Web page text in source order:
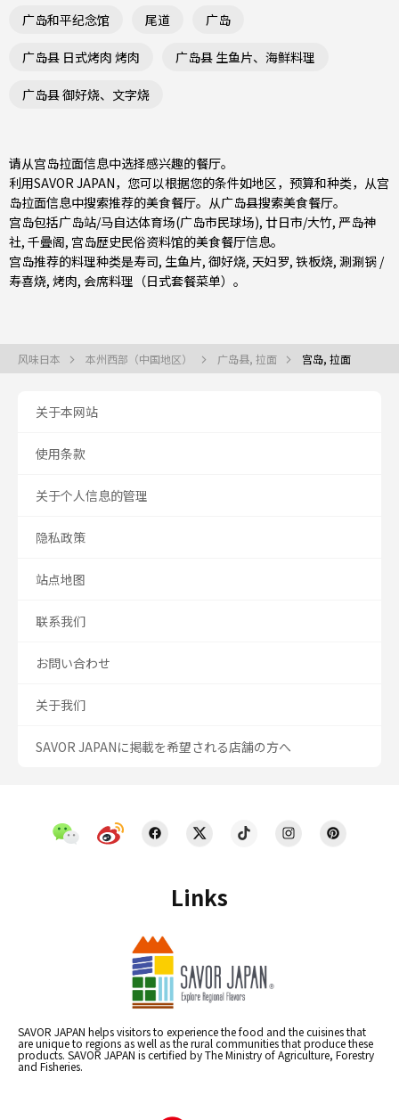
广岛和平纪念馆 尾道 广岛
广岛县 日式烤肉 烤肉 广岛县 生鱼片、海鲜料理
广岛县 御好烧、文字烧
请从宫岛拉面信息中选择感兴趣的餐厅。
利用SAVOR JAPAN，您可以根据您的条件如地区，预算和种类，从宫
岛拉面信息中搜索推荐的美食餐厅。从广岛县搜索美食餐厅。
宫岛包括广岛站/马自达体育场(广岛市民球场), 廿日市/大竹, 严岛神
社, 千曡阁, 宫岛歴史民俗资料馆的美食餐厅信息。
宫岛推荐的料理种类是寿司, 生鱼片, 御好烧, 天妇罗, 铁板烧, 涮涮锅 /
寿喜烧, 烤肉, 会席料理（日式套餐菜单） 。
风味日本 本州西部（中国地区） 广岛县, 拉面 宫岛, 拉面
Links
SAVOR JAPAN helps visitors to experience the food and the cuisines that
are unique to regions as well as the rural communities that produce these
products. SAVOR JAPAN is certified by The Ministry of Agriculture, Forestry
and Fisheries.
关于本网站
使用条款
关于个人信息的管理
隐私政策
站点地图
联系我们
お問い合わせ
关于我们
SAVOR JAPANに掲載を希望される店舗の方へ